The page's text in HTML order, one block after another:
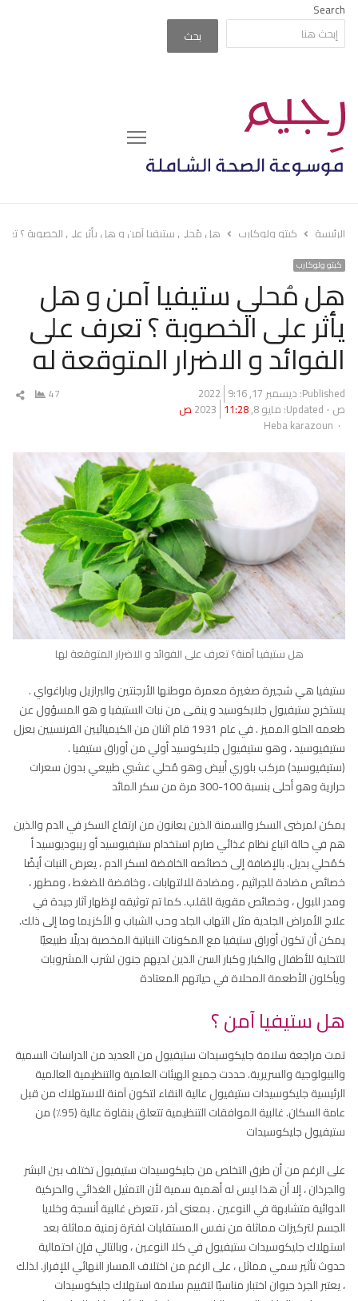
Search
بحث
Menu
الرئيسة كيتو ولوكارب هل مُحلي ستيفيا آمن و هل يأثر على الخصوبة ؟
كيتو ولوكارب
هل مُحلي ستيفيا آمن و هل
يأثر على الخصوبة ؟ تعرف على
الفوائد و الاضرار المتوقعة له
Published: ديسمبر 17, 2022
9:16
ص Updated: مايو 8, 2023 11:28 ص
Author
Heba karazoun
47
هل ستيفيا آمنة؟ تعرف على الفوائد و الاضرار المتوقعة لها
ستيفيا هي شجيرة صغيرة معمرة موطنها الأرجنتين والبرازيل وباراغواي .
يستخرج ستيفيول جلايكوسيد و ينقى من نبات الستيفيا و هو المسؤول عن
طعمه الحلو المميز . في عام 1931 قام اثنان من الكيميائيين الفرنسيين بعزل
ستيفيوسيد ، وهو ستيفيول جلايكوسيد أولي من أوراق ستيفيا .
(ستيفيوسيد) مركب بلوري أبيض وهو مُحلي عشبي طبيعي بدون سعرات
حرارية وهو أحلى بنسبة 100-300 مرة من سكر المائد
يمكن لمرضى السكر والسمنة الذين يعانون من ارتفاع السكر في الدم والذين
هم في حالة اتباع نظام غذائي صارم استخدام ستيفيوسيد أو ريبوديوسيد أ
كمُحلي بديل. بالإضافة إلى خصائصه الخافضة لسكر الدم ، يعرض النبات أيضًا
خصائص مضادة للجراثيم ، ومضادة للالتهابات ، وخافضة للضغط ، ومطهر ،
ومدر للبول ، وخصائص مقوية للقلب. كما تم توثيقه لإظهار آثار جيدة في
علاج الأمراض الجلدية مثل التهاب الجلد وحب الشباب و الأكزيما وما إلى ذلك.
يمكن أن تكون أوراق ستيفيا مع المكونات النباتية المخصبة بديلًا طبيعيًا
للتحلية للأطفال والكبار وكبار السن الذين لديهم جنون لشرب المشروبات
ويأكلون الأطعمة المحلاة في حياتهم المعتادة
هل ستيفيا آمن ؟
تمت مراجعة سلامة جليكوسيدات ستيفيول من العديد من الدراسات السمية
والبيولوجية والسريرية. حددت جميع الهيئات العلمية والتنظيمية العالمية
الرئيسية جليكوسيدات ستيفيول عالية النقاء لتكون آمنة للاستهلاك من قبل
عامة السكان. غالبية الموافقات التنظيمية تتعلق بنقاوة عالية (95٪) من
ستيفيول جليكوسيدات
على الرغم من أن طرق التخلص من جليكوسيدات ستيفيول تختلف بين البشر
والجرذان ، إلا أن هذا ليس له أهمية سمية لأن التمثيل الغذائي والحركية
الدوائية متشابهة في النوعين . بمعنى آخر ، تتعرض غالبية أنسجة وخلايا
الجسم لتركيزات مماثلة من نفس المستقلبات لفترة زمنية مماثلة بعد
استهلاك جليكوسيدات ستيفيول في كلا النوعين ، وبالتالي فإن احتمالية
حدوث تأثير سمي مماثل ، على الرغم من اختلاف المسار النهائي للإفراز. لذلك
، يعتبر الجرذ حيوان اختبار مناسبًا لتقييم سلامة استهلاك جليكوسيدات